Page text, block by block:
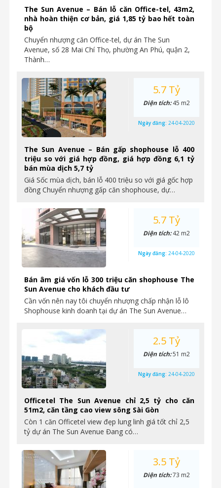
The Sun Avenue – Bán lỗ căn Office-tel, 43m2,
nhà hoàn thiện cơ bản, giá 1,85 tỷ bao hết toàn
bộ
Chuyển nhượng căn Office-tel, dự án The Sun
Avenue, số 28 Mai Chí Thọ, phường An Phú, quận 2,
Thành…
The Sun Avenue – Bán gấp shophouse lỗ 400
triệu so với giá hợp đồng, giá hợp đồng 6,1 tỷ
bán mùa dịch 5,7 tỷ
Giá Sốc mùa dịch, bán lỗ 400 triệu so với giá gốc hợp
đồng Chuyển nhượng gấp căn shophouse, dự…
5.7 Tỷ
Diện tích:45 m2
Ngày đăng: 24-04-2020
Bán âm giá vốn lỗ 300 triệu căn shophouse The
Sun Avenue cho khách đầu tư
Cần vốn nên nay tôi chuyển nhượng chấp nhận lỗ lô
Shophouse kinh doanh tại dự án The Sun Avenue…
5.7 Tỷ
Diện tích:42 m2
Ngày đăng: 24-04-2020
Officetel The Sun Avenue chỉ 2,5 tỷ cho căn
51m2, căn tầng cao view sông Sài Gòn
Còn 1 căn Officetel view đẹp lung linh giá tốt chỉ 2,5
tỷ dự án The Sun Avenue Đang có…
2.5 Tỷ
Diện tích:51 m2
Ngày đăng: 24-04-2020
3.5 Tỷ
Diện tích:73 m2